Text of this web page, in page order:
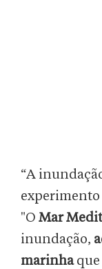
“A
"O Mar
inundação,
marinhaque